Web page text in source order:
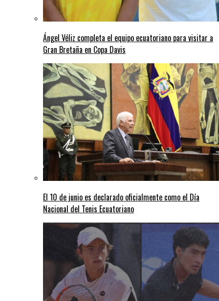
Ángel Véliz completa el equipo ecuatoriano para visitar a
Gran Bretaña en Copa Davis
El 10 de junio es declarado oficialmente como el Día
Nacional del Tenis Ecuatoriano